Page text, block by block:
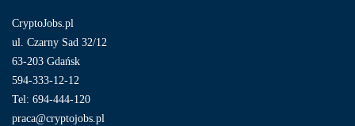
CryptoJobs.pl
ul. Czarny Sad 32/12
63-203 Gdańsk
594-333-12-12
Tel: 694-444-120
praca@cryptojobs.pl